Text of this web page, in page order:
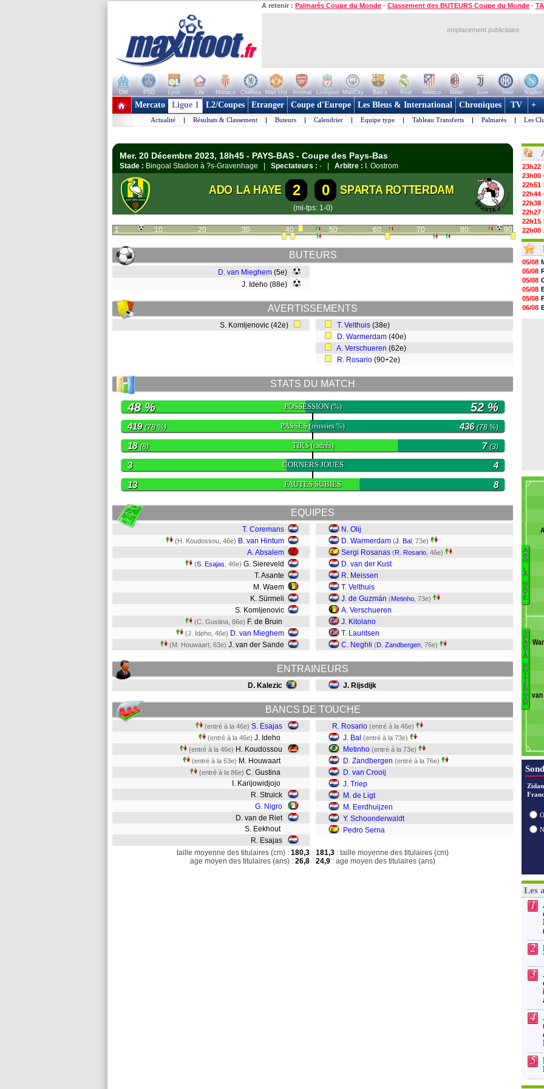
A retenir : Palmarès Coupe du Monde - Classement des BUTEURS Coupe du Monde -
emplacement publicitaire
OM PSG Lyon Lille Monaco Chelsea Man Utd Arsenal Liverpool ManCity Barca Real Atletico Milan Juve Inter Naples
+ de clubs
Mercato Ligue 1 L2/Coupes Etranger Coupe d'Europe Les Bleus & International Chroniques TV +
Actualité | Résultats & Classement | Buteurs | Calendrier | Equipe type | Tableau Transferts | Palmarès | Les
Mer. 20 Décembre 2023, 18h45 - PAYS-BAS - Coupe des Pays-Bas
Stade : Bingoal Stadion à ?s-Gravenhage | Spectateurs : - | Arbitre : I. Oostrom
ADO LA HAYE 2 0 SPARTA ROTTERDAM
(mi-tps: 1-0)
1 10 20 30 40 50 60 70 80 90
BUTEURS
D. van Mieghem (5e)
J. Ideho (88e)
AVERTISSEMENTS
S. Komljenovic (42e) T. Velthuis (38e)
D. Warmerdam (40e)
A. Verschueren (62e)
R. Rosario (90+2e)
STATS DU MATCH
POSSESSION(%)
48 % 52 %
PASSES(réussies %)
419(78 %) 436(78 %)
TIRS(cadrés)
18(8) 7(3)
CORNERS JOUES
3 4
FAUTES SUBIES
13 8
EQUIPES
T. Coremans
(H. Koudossou, 46e) B. van Hintum
A. Absalem
(S. Esajas , 46e) G. Siereveld
T. Asante
M. Waem
K. Sürmeli
S. Komljenovic
(C. Gustina, 86e) F. de Bruin
(J. Ideho, 46e) D. van Mieghem
(M. Houwaart, 63e) J. van der Sande
N. Olij
D. Warmerdam (J. Bal , 73e)
Sergi Rosanas (R. Rosario , 46e)
D. van der Kust
R. Meissen
T. Velthuis
J. de Guzmán (Metinho , 73e)
A. Verschueren
J. Kitolano
T. Lauritsen
C. Neghli (D. Zandbergen , 76e)
ENTRAINEURS
D. Kalezic J. Rijsdijk
BANCS DE TOUCHE
(entré à la 46e) S. Esajas
(entré à la 46e) J. Ideho
(entré à la 46e) H. Koudossou
(entré à la 63e) M. Houwaart
(entré à la 86e) C. Gustina
I. Karijowidjojo
R. Struick
G. Nigro
D. van de Riet
S. Eekhout
R. Esajas
R. Rosario (entré à la 46e)
J. Bal (entré à la 73e)
Metinho (entré à la 73e)
D. Zandbergen (entré à la 76e)
D. van Crooij
J. Triep
M. de Ligt
M. Eerdhuijzen
Y. Schoonderwaldt
Pedro Serna
taille moyenne des titulaires (cm) : 180,3
age moyen des titulaires (ans) : 26,8
181,3 : taille moyenne des titulaires (cm)
24,9 : age moyen des titulaires (ans)
23h22
23h00
22h51
22h44
22h38
22h27
22h15
22h00
21h48
21h39
21h26
21h05
20h47
20h30
20h18
20h04
19h47
05/08
05/08
05/08
05/08
05/08
06/08
A
D
O
L
A
H
A
Y
E
S
P
A
R
T
A
R
O
T
E
R
D
A
M
Les
1
2
3
4
5